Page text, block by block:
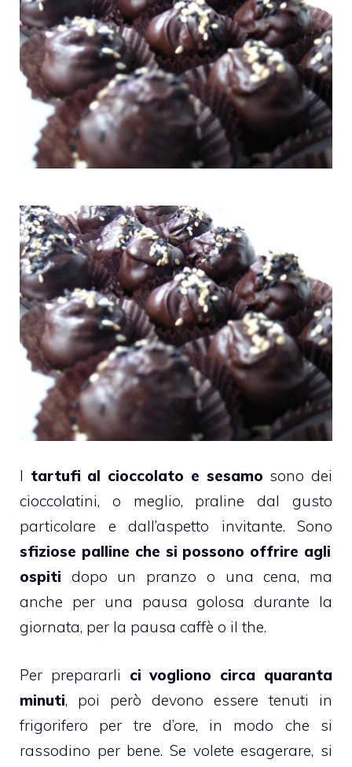
I tartufi al cioccolato e sesamo sono dei
cioccolatini, o meglio, praline dal gusto
particolare e dall’aspetto invitante. Sono
sfiziose palline che si possono offrire agli
ospiti dopo un pranzo o una cena, ma
anche per una pausa golosa durante la
giornata, per la pausa caffè o il the.
Per prepararli ci vogliono circa quaranta
minuti, poi però devono essere tenuti in
frigorifero per tre d’ore, in modo che si
rassodino per bene. Se volete esagerare, si